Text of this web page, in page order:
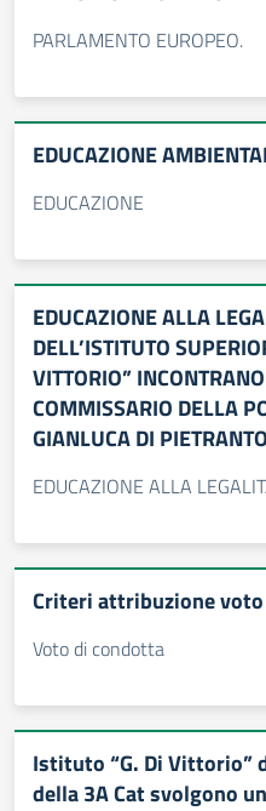
PARLAMENTO EUROPEO.
EDUCAZIONE
EDUCAZIONE
EDUCAZIONE ALLA
DELL’ISTITUTO
VITTORIO”
COMMISSARIO DELLA
GIANLUCA DI
EDUCAZIONE ALLA
Criteri attribuzione
Voto di condotta
Istituto “G. Di Vittorio”
della 3A Cat svolgono